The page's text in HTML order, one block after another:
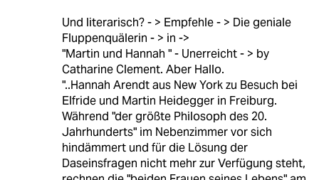
Und literarisch? - > Empfehle - > Die geniale
Fluppenquälerin - > in ->
"Martin und Hannah " - Unerreicht - > by
Catharine Clement. Aber Hallo.
"..Hannah Arendt aus New York zu Besuch bei
Elfride und Martin Heidegger in Freiburg.
Während "der größte Philosoph des 20.
Jahrhunderts" im Nebenzimmer vor sich
hindämmert und für die Lösung der
Daseinsfragen nicht mehr zur Verfügung steht,